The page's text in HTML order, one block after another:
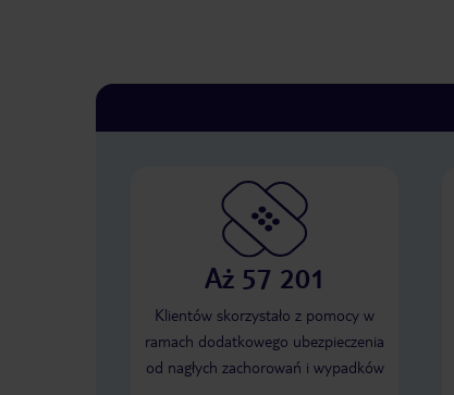
Aż 57 201
Klientów skorzystało z pomocy w
ramach dodatkowego ubezpieczenia
od nagłych zachorowań i wypadków